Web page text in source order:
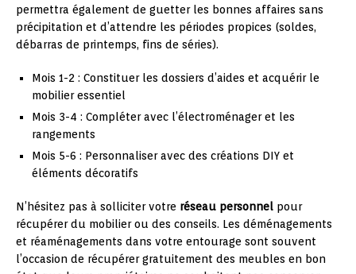
permettra également de guetter les bonnes affaires sans
précipitation et d’attendre les périodes propices (soldes,
débarras de printemps, fins de séries).
Mois 1-2 : Constituer les dossiers d’aides et acquérir le
mobilier essentiel
Mois 3-4 : Compléter avec l’électroménager et les
rangements
Mois 5-6 : Personnaliser avec des créations DIY et
éléments décoratifs
N’hésitez pas à solliciter votre réseau personnel pour
récupérer du mobilier ou des conseils. Les déménagements
et réaménagements dans votre entourage sont souvent
l’occasion de récupérer gratuitement des meubles en bon